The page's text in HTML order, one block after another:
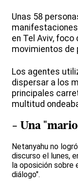
Unas 58
en Tel Aviv, foco
movimientos de
Los agentes
dispersar a los
principales
multitud
- Una
Netanyahu no
discurso el lunes,
la oposición sobre
diálogo".